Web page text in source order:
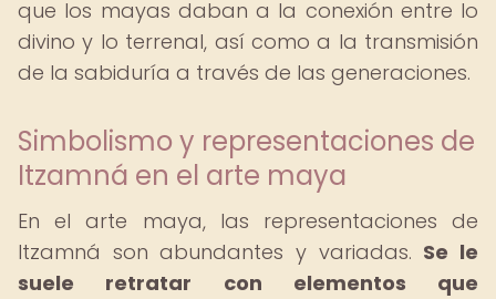
que los mayas daban a la conexión entre lo
divino y lo terrenal, así como a la transmisión
de la sabiduría a través de las generaciones.
Simbolismo y representaciones de
Itzamná en el arte maya
En el arte maya, las representaciones de
Itzamná son abundantes y variadas. Se le
suele retratar con elementos que